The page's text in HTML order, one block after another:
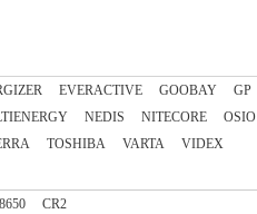
EVERACTIVE GOOBAY
GP
NEDIS NITECORE
OSIO
TOSHIBA VARTA
VIDEX
CR2